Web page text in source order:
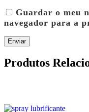
Guardar o meu
navegador para a
Produtos